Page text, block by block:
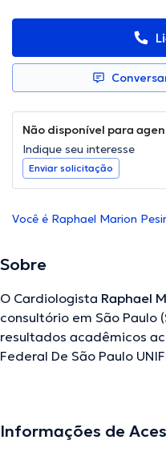
Não disponível para
Indique seu interesse
Enviar solicitação
Você é Raphael Marion
Sobre
O Cardiologista Raphael
consultório em São Paulo
resultados acadêmicos
Federal De São Paulo
membro de diversas
Informações de